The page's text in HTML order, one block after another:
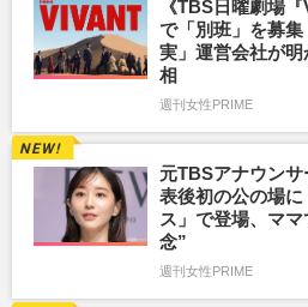
《TBS日曜劇場
で「別班」を募
実」運営会社が
相
週刊女性PRIME
元TBSアナウン
表後初の公の場
ス」で登場、マ
念”
週刊女性PRIME